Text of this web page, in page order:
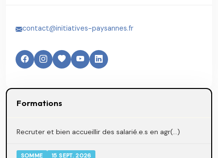
contact@initiatives-paysannes.fr
Formations
Recruter et bien accueillir des salarié.e.s en agr(...)
SOMME 15 SEPT. 2026